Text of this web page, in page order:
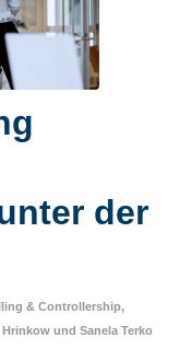
der
& Controllership,
und Sanela Terko